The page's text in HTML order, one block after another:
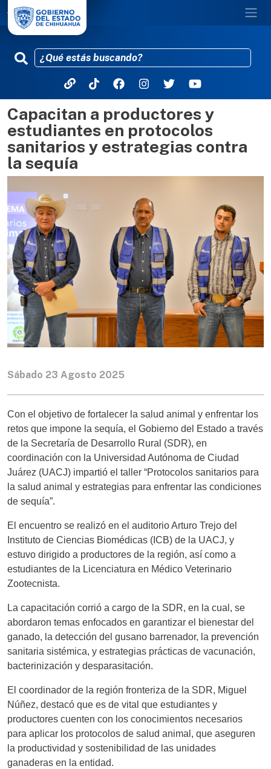
Pasar al contenido principal
Capacitan a productores y
estudiantes en protocolos
sanitarios y estrategias contra
la sequía
Sábado 23 Agosto 2025
Con el objetivo de fortalecer la salud animal y enfrentar los
retos que impone la sequía, el Gobierno del Estado a través
de la Secretaría de Desarrollo Rural (SDR), en
coordinación con la Universidad Autónoma de Ciudad
Juárez (UACJ) impartió el taller “Protocolos sanitarios para
la salud animal y estrategias para enfrentar las condiciones
de sequía”.
El encuentro se realizó en el auditorio Arturo Trejo del
Instituto de Ciencias Biomédicas (ICB) de la UACJ, y
estuvo dirigido a productores de la región, así como a
estudiantes de la Licenciatura en Médico Veterinario
Zootecnista.
La capacitación corrió a cargo de la SDR, en la cual, se
abordaron temas enfocados en garantizar el bienestar del
ganado, la detección del gusano barrenador, la prevención
sanitaria sistémica, y estrategias prácticas de vacunación,
bacterinización y desparasitación.
El coordinador de la región fronteriza de la SDR, Miguel
Núñez, destacó que es de vital que estudiantes y
productores cuenten con los conocimientos necesarios
para aplicar los protocolos de salud animal, que aseguren
la productividad y sostenibilidad de las unidades
ganaderas en la entidad.